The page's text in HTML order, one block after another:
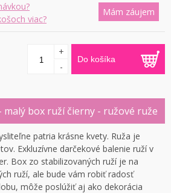
viac?
Mám záujem
Do košíka
+
-
malý box ruží čierny - ružové ruže
patria krásne kvety. Ruža je
Exkluzívne darčekové balenie ruží v
Box zo stabilizovaných ruží je na
ruží, ale bude vám robiť radosť
môže poslúžiť aj ako dekorácia